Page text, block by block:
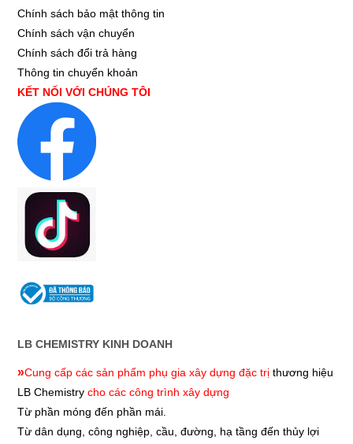
Chính sách bảo mật thông tin
Chính sách vận chuyển
Chính sách đổi trả hàng
Thông tin chuyển khoản
KẾT NỐI VỚI CHÚNG TÔI
LB CHEMISTRY KINH DOANH
»Cung cấp các sản phẩm phụ gia xây dựng đặc trị thương hiệu
LB Chemistrycho các công trình xây dựng
Từ phần móng đến phần mái.
Từ dân dụng, công nghiệp, cầu, đường, hạ tầng đến thủy lợi